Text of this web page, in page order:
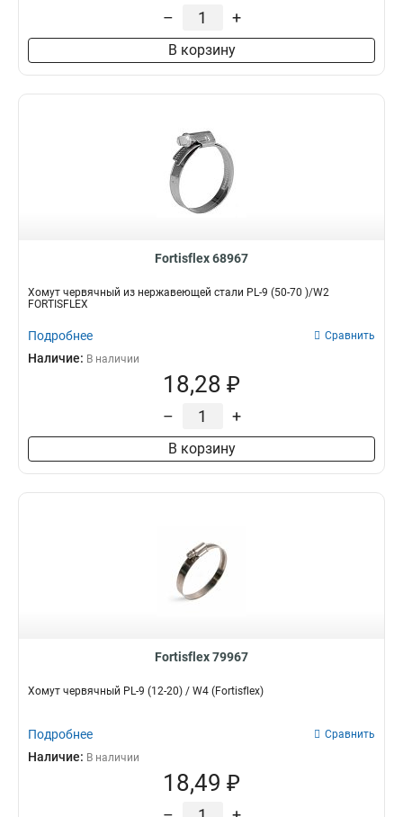
– +
В корзину
Fortisflex 68967
Хомут червячный из нержавеющей стали PL-9 (50-70 )/W2
FORTISFLEX
Подробнее Сравнить
Наличие: В наличии
18,28 ₽
– +
В корзину
Fortisflex 79967
Хомут червячный PL-9 (12-20) / W4 (Fortisflex)
Подробнее Сравнить
Наличие: В наличии
18,49 ₽